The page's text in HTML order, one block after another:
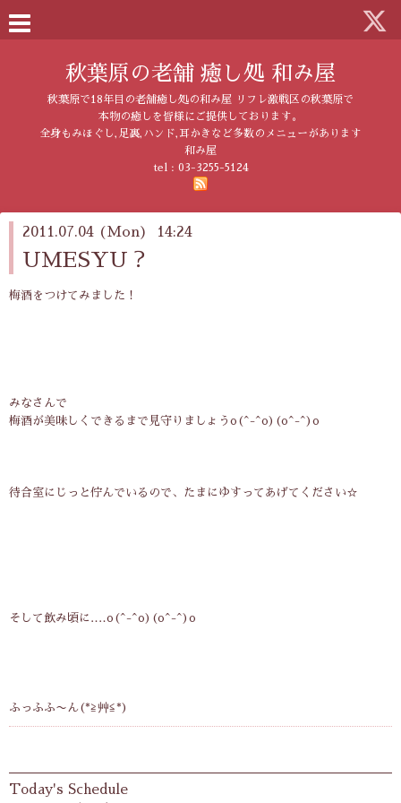
秋葉原の老舗 癒し処 和み屋
秋葉原で18年目の老舗癒し処の和み屋 リフレ激戦区の秋葉原で
本物の癒しを皆様にご提供しております。
全身もみほぐし,足裏,ハンド,耳かきなど多数のメニューがあります
和み屋
tel : 03-3255-5124
2011.07.04 (Mon) 14:24
UMESYU？
梅酒をつけてみました！
みなさんで
梅酒が美味しくできるまで見守りましょうo(^-^o)(o^-^)o
待合室にじっと佇んでいるので、たまにゆすってあげてください☆
そして飲み頃に‥‥o(^-^o)(o^-^)o
ふっふふ〜ん(*≧艸≦*)
Today's Schedule